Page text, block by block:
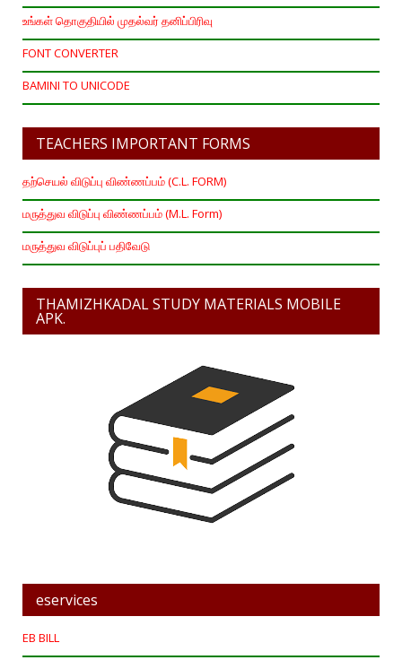
உங்கள் தொகுதியில் முதல்வர் தனிப்பிரிவு
FONT CONVERTER
BAMINI TO UNICODE
TEACHERS IMPORTANT FORMS
தற்செயல் விடுப்பு விண்ணப்பம் (C.L. FORM)
மருத்துவ விடுப்பு விண்ணப்பம் (M.L. Form)
மருத்துவ விடுப்புப் பதிவேடு
THAMIZHKADAL STUDY MATERIALS MOBILE
APK.
eservices
EB BILL